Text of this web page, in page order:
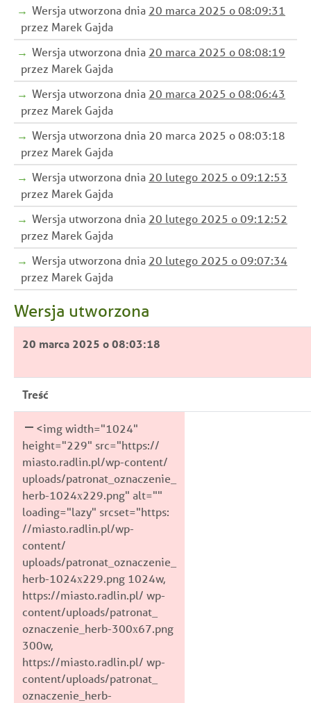
Wersja utworzona dnia 20 marca 2025 o 08:09:31
przez Marek Gajda
Wersja utworzona dnia 20 marca 2025 o 08:08:19
przez Marek Gajda
Wersja utworzona dnia 20 marca 2025 o 08:06:43
przez Marek Gajda
Wersja utworzona dnia 20 marca 2025 o 08:03:18
przez Marek Gajda
Wersja utworzona dnia 20 lutego 2025 o 09:12:53
przez Marek Gajda
Wersja utworzona dnia 20 lutego 2025 o 09:12:52
przez Marek Gajda
Wersja utworzona dnia 20 lutego 2025 o 09:07:34
przez Marek Gajda
Wersja utworzona
20 marca 2025 o 08:03:18
Treść
<img width="1024"
height="229" src="https://
miasto.radlin.pl/wp-content/
uploads/patronat_oznaczenie_
herb-1024x229.png" alt=""
loading="lazy" srcset="https:
//miasto.radlin.pl/wp-
content/
uploads/patronat_oznaczenie_
herb-1024x229.png 1024w,
https://miasto.radlin.pl/ wp-
content/uploads/patronat_
oznaczenie_herb-300x67.png
300w,
https://miasto.radlin.pl/ wp-
content/uploads/patronat_
oznaczenie_herb-